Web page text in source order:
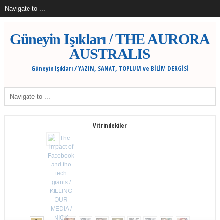
Güneyin Işıkları / THE AURORA
AUSTRALIS
Güneyin Işıkları / YAZIN, SANAT, TOPLUM ve BİLİM DERGİSİ
Vitrindekiler